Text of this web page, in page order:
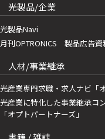
光製品/企業
光製品Navi
月刊OPTRONICS 製品広告資
人材/事業継承
光産業専門求職・求人ナビ「
光産業に特化した事業継承コ
「オプトパートナーズ」